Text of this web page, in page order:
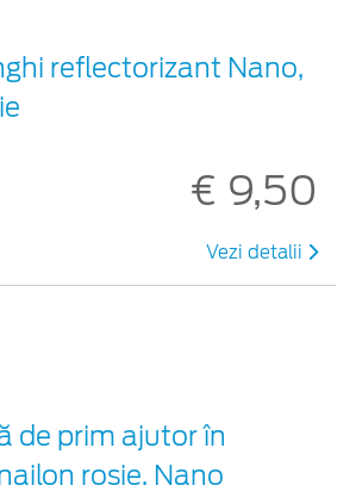
reflectorizant Nano,
€ 9,50
Vezi detalii
de prim ajutor în
roșie, Nano